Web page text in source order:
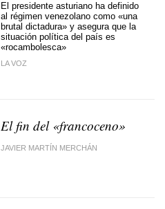
El presidente asturiano ha definido
al régimen venezolano como «una
brutal dictadura» y asegura que la
situación política del país es
«rocambolesca»
LA VOZ
El fin del «francoceno»
JAVIER MARTÍN MERCHÁN